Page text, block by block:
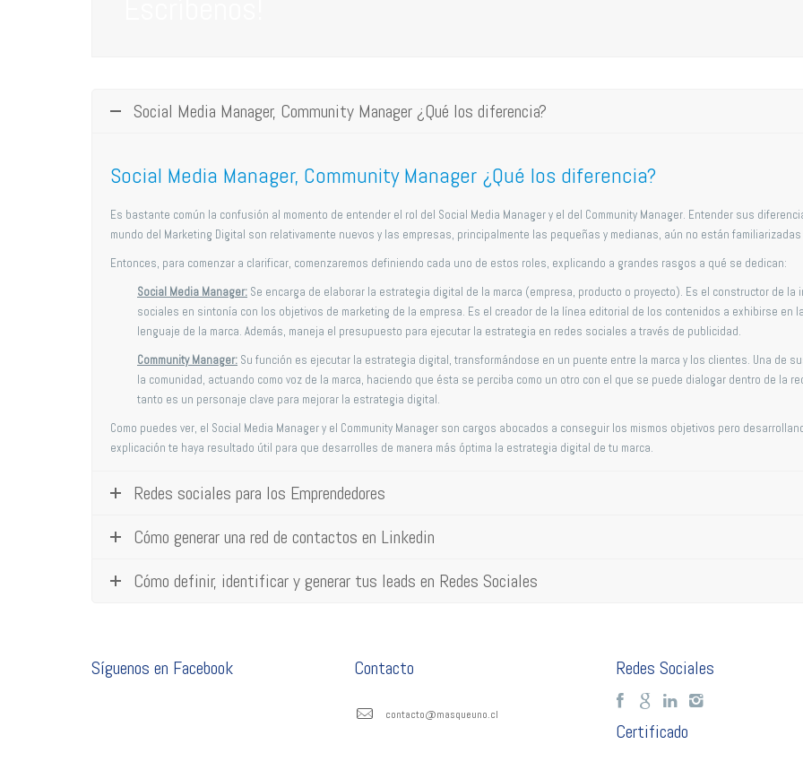
Social Media Manager, Community Manager ¿Qué los diferencia?
Social Media Manager, Community Manager ¿Qué los diferencia?
Es bastante común la confusión al momento de entender el rol del Social Media Manager y el del Community Manager. Entender sus
mundo del Marketing Digital son relativamente nuevos y las empresas, principalmente las pequeñas y medianas, aún no están
Entonces, para comenzar a clarificar, comenzaremos definiendo cada uno de estos roles, explicando a grandes rasgos a qué se dedican:
Social Media Manager: Se encarga de elaborar la estrategia digital de la marca (empresa, producto o proyecto). Es el constructor de la
sociales en sintonía con los objetivos de marketing de la empresa. Es el creador de la línea editorial de los contenidos a exhibirse en
lenguaje de la marca. Además, maneja el presupuesto para ejecutar la estrategia en redes sociales a través de publicidad.
Community Manager: Su función es ejecutar la estrategia digital, transformándose en un puente entre la marca y los clientes. Una de
la comunidad, actuando como voz de la marca, haciendo que ésta se perciba como un otro con el que se puede dialogar dentro de la
tanto es un personaje clave para mejorar la estrategia digital.
Como puedes ver, el Social Media Manager y el Community Manager son cargos abocados a conseguir los mismos objetivos pero
explicación te haya resultado útil para que desarrolles de manera más óptima la estrategia digital de tu marca.
Redes sociales para los Emprendedores
Cómo generar una red de contactos en Linkedin
Cómo definir, identificar y generar tus leads en Redes Sociales
Síguenos en Facebook Contacto
contacto@masqueuno.cl
Redes Sociales
Certificado